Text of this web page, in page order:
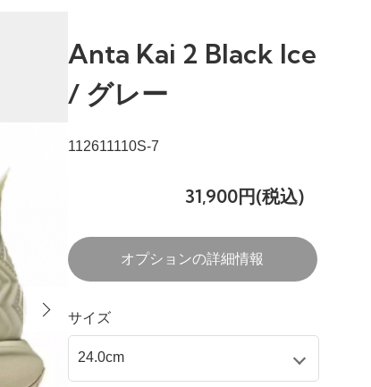
Anta Kai 2 Black Ice
/ グレー
112611110S-7
31,900円(税込)
オプションの詳細情報
サイズ